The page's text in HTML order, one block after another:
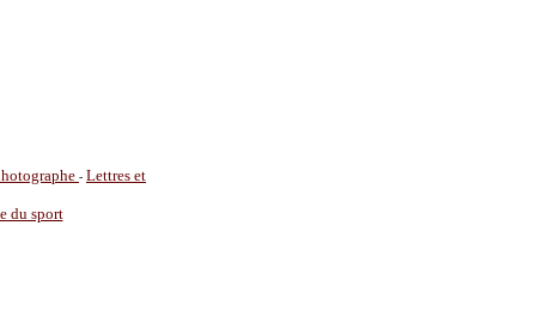
- Lettres et
du sport